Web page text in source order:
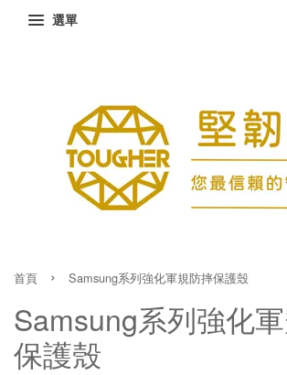
選單
首頁 › Samsung系列強化軍規防摔保護殼
Samsung系列強化
保護殼